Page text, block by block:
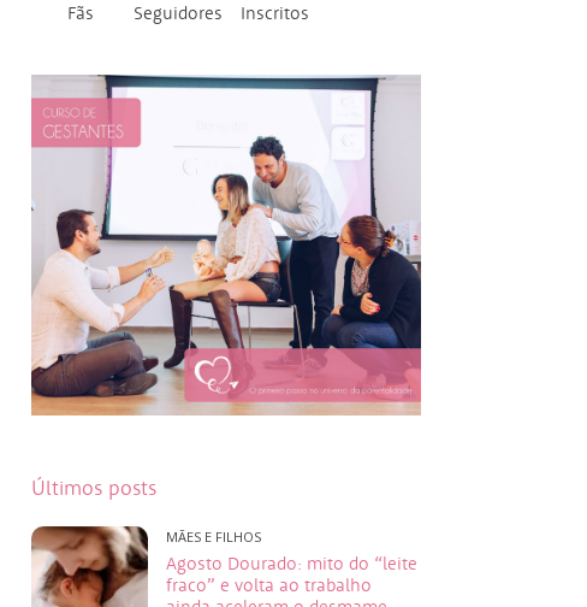
Fãs
Seguidores
Inscritos
Últimos posts
MÃES E FILHOS
Agosto Dourado: mito do “leite
fraco” e volta ao trabalho